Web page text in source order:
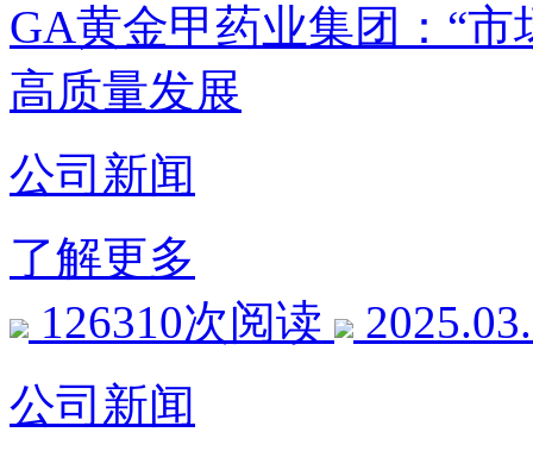
GA黄金甲药业集团：“
高质量发展
公司新闻
了解更多
126310次阅读
公司新闻